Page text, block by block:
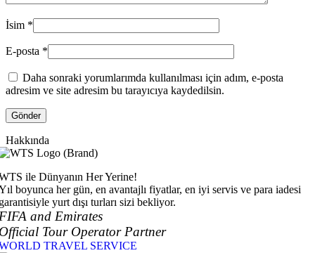
İsim *
E-posta *
Daha sonraki yorumlarımda kullanılması için adım, e-posta
adresim ve site adresim bu tarayıcıya kaydedilsin.
Hakkında
ile Dünyanın Her Yerine!
boyunca her gün, en avantajlı fiyatlar, en iyi servis ve para iadesi
yurt dışı turları sizi bekliyor.
and Emirates
Tour Operator Partner
TRAVEL SERVICE